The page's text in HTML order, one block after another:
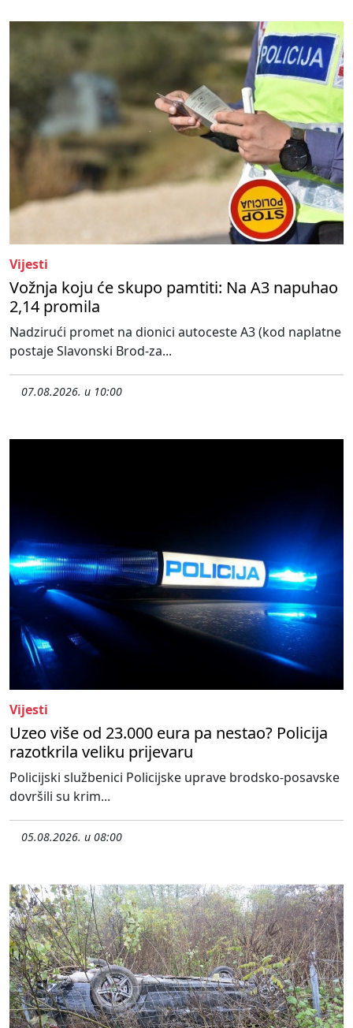
Vijesti
Vožnja koju će skupo pamtiti: Na A3 napuhao
2,14 promila
Nadzirući promet na dionici autoceste A3 (kod naplatne
postaje Slavonski Brod-za...
07.08.2026. u 10:00
Vijesti
Uzeo više od 23.000 eura pa nestao? Policija
razotkrila veliku prijevaru
Policijski službenici Policijske uprave brodsko-posavske
dovršili su krim...
05.08.2026. u 08:00